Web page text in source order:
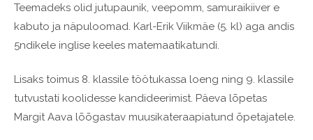
Teemadeks olid jutupaunik, veepomm, samuraikiiver e
kabuto ja näpuloomad. Karl-Erik Viikmäe (5. kl) aga andis
5ndikele inglise keeles matemaatikatundi.
Lisaks toimus 8. klassile töötukassa loeng ning 9. klassile
tutvustati koolidesse kandideerimist. Päeva lõpetas
Margit Aava lõõgastav muusikateraapiatund õpetajatele.